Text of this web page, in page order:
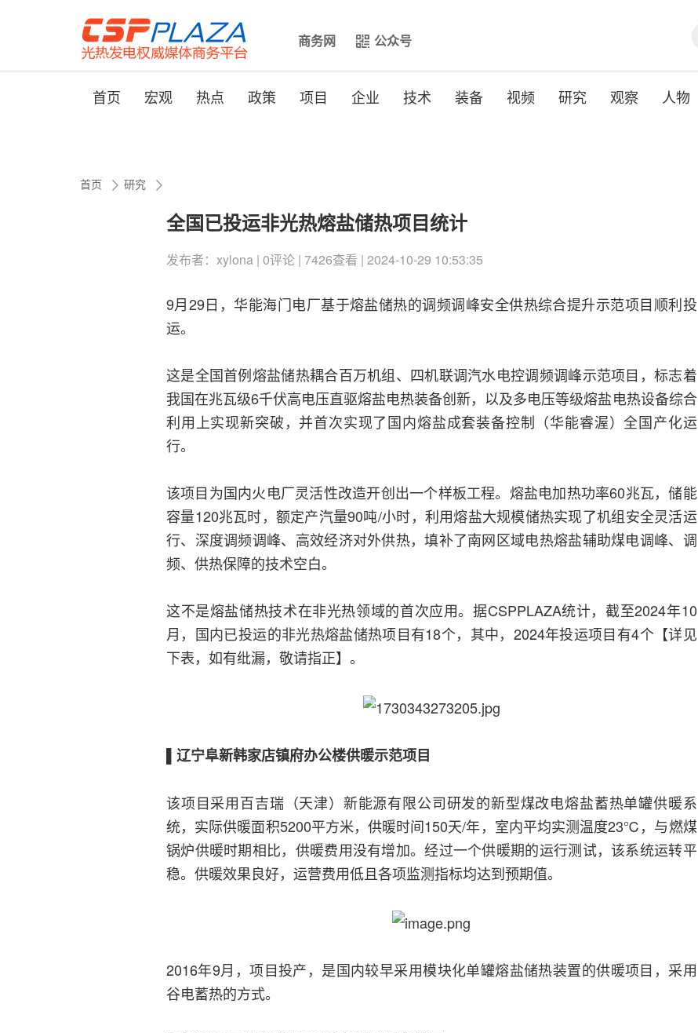
商务网 公众号
首页 宏观 热点 政策 项目 企业 技术 装备 视频 研究 观察 人物
首页 研究
全国已投运非光热熔盐储热项目统计
发布者：xylona | 0评论 | 7426查看 | 2024-10-29 10:53:35
9月29日，华能海门电厂基于熔盐储热的调频调峰安全供热综合提升示范项目顺利投
运。
这是全国首例熔盐储热耦合百万机组、四机联调汽水电控调频调峰示范项目，标志着
我国在兆瓦级6千伏高电压直驱熔盐电热装备创新，以及多电压等级熔盐电热设备综合
利用上实现新突破，并首次实现了国内熔盐成套装备控制（华能睿渥）全国产化运
行。
该项目为国内火电厂灵活性改造开创出一个样板工程。熔盐电加热功率60兆瓦，储能
容量120兆瓦时，额定产汽量90吨/小时，利用熔盐大规模储热实现了机组安全灵活运
行、深度调频调峰、高效经济对外供热，填补了南网区域电热熔盐辅助煤电调峰、调
频、供热保障的技术空白。
这不是熔盐储热技术在非光热领域的首次应用。据CSPPLAZA统计，截至2024年10
月，国内已投运的非光热熔盐储热项目有18个，其中，2024年投运项目有4个【详见
下表，如有纰漏，敬请指正】。
▌辽宁阜新韩家店镇府办公楼供暖示范项目
该项目采用百吉瑞（天津）新能源有限公司研发的新型煤改电熔盐蓄热单罐供暖系
统，实际供暖面积5200平方米，供暖时间150天/年，室内平均实测温度23℃，与燃煤
锅炉供暖时期相比，供暖费用没有增加。经过一个供暖期的运行测试，该系统运转平
稳。供暖效果良好，运营费用低且各项监测指标均达到预期值。
2016年9月，项目投产，是国内较早采用模块化单罐熔盐储热装置的供暖项目，采用
谷电蓄热的方式。